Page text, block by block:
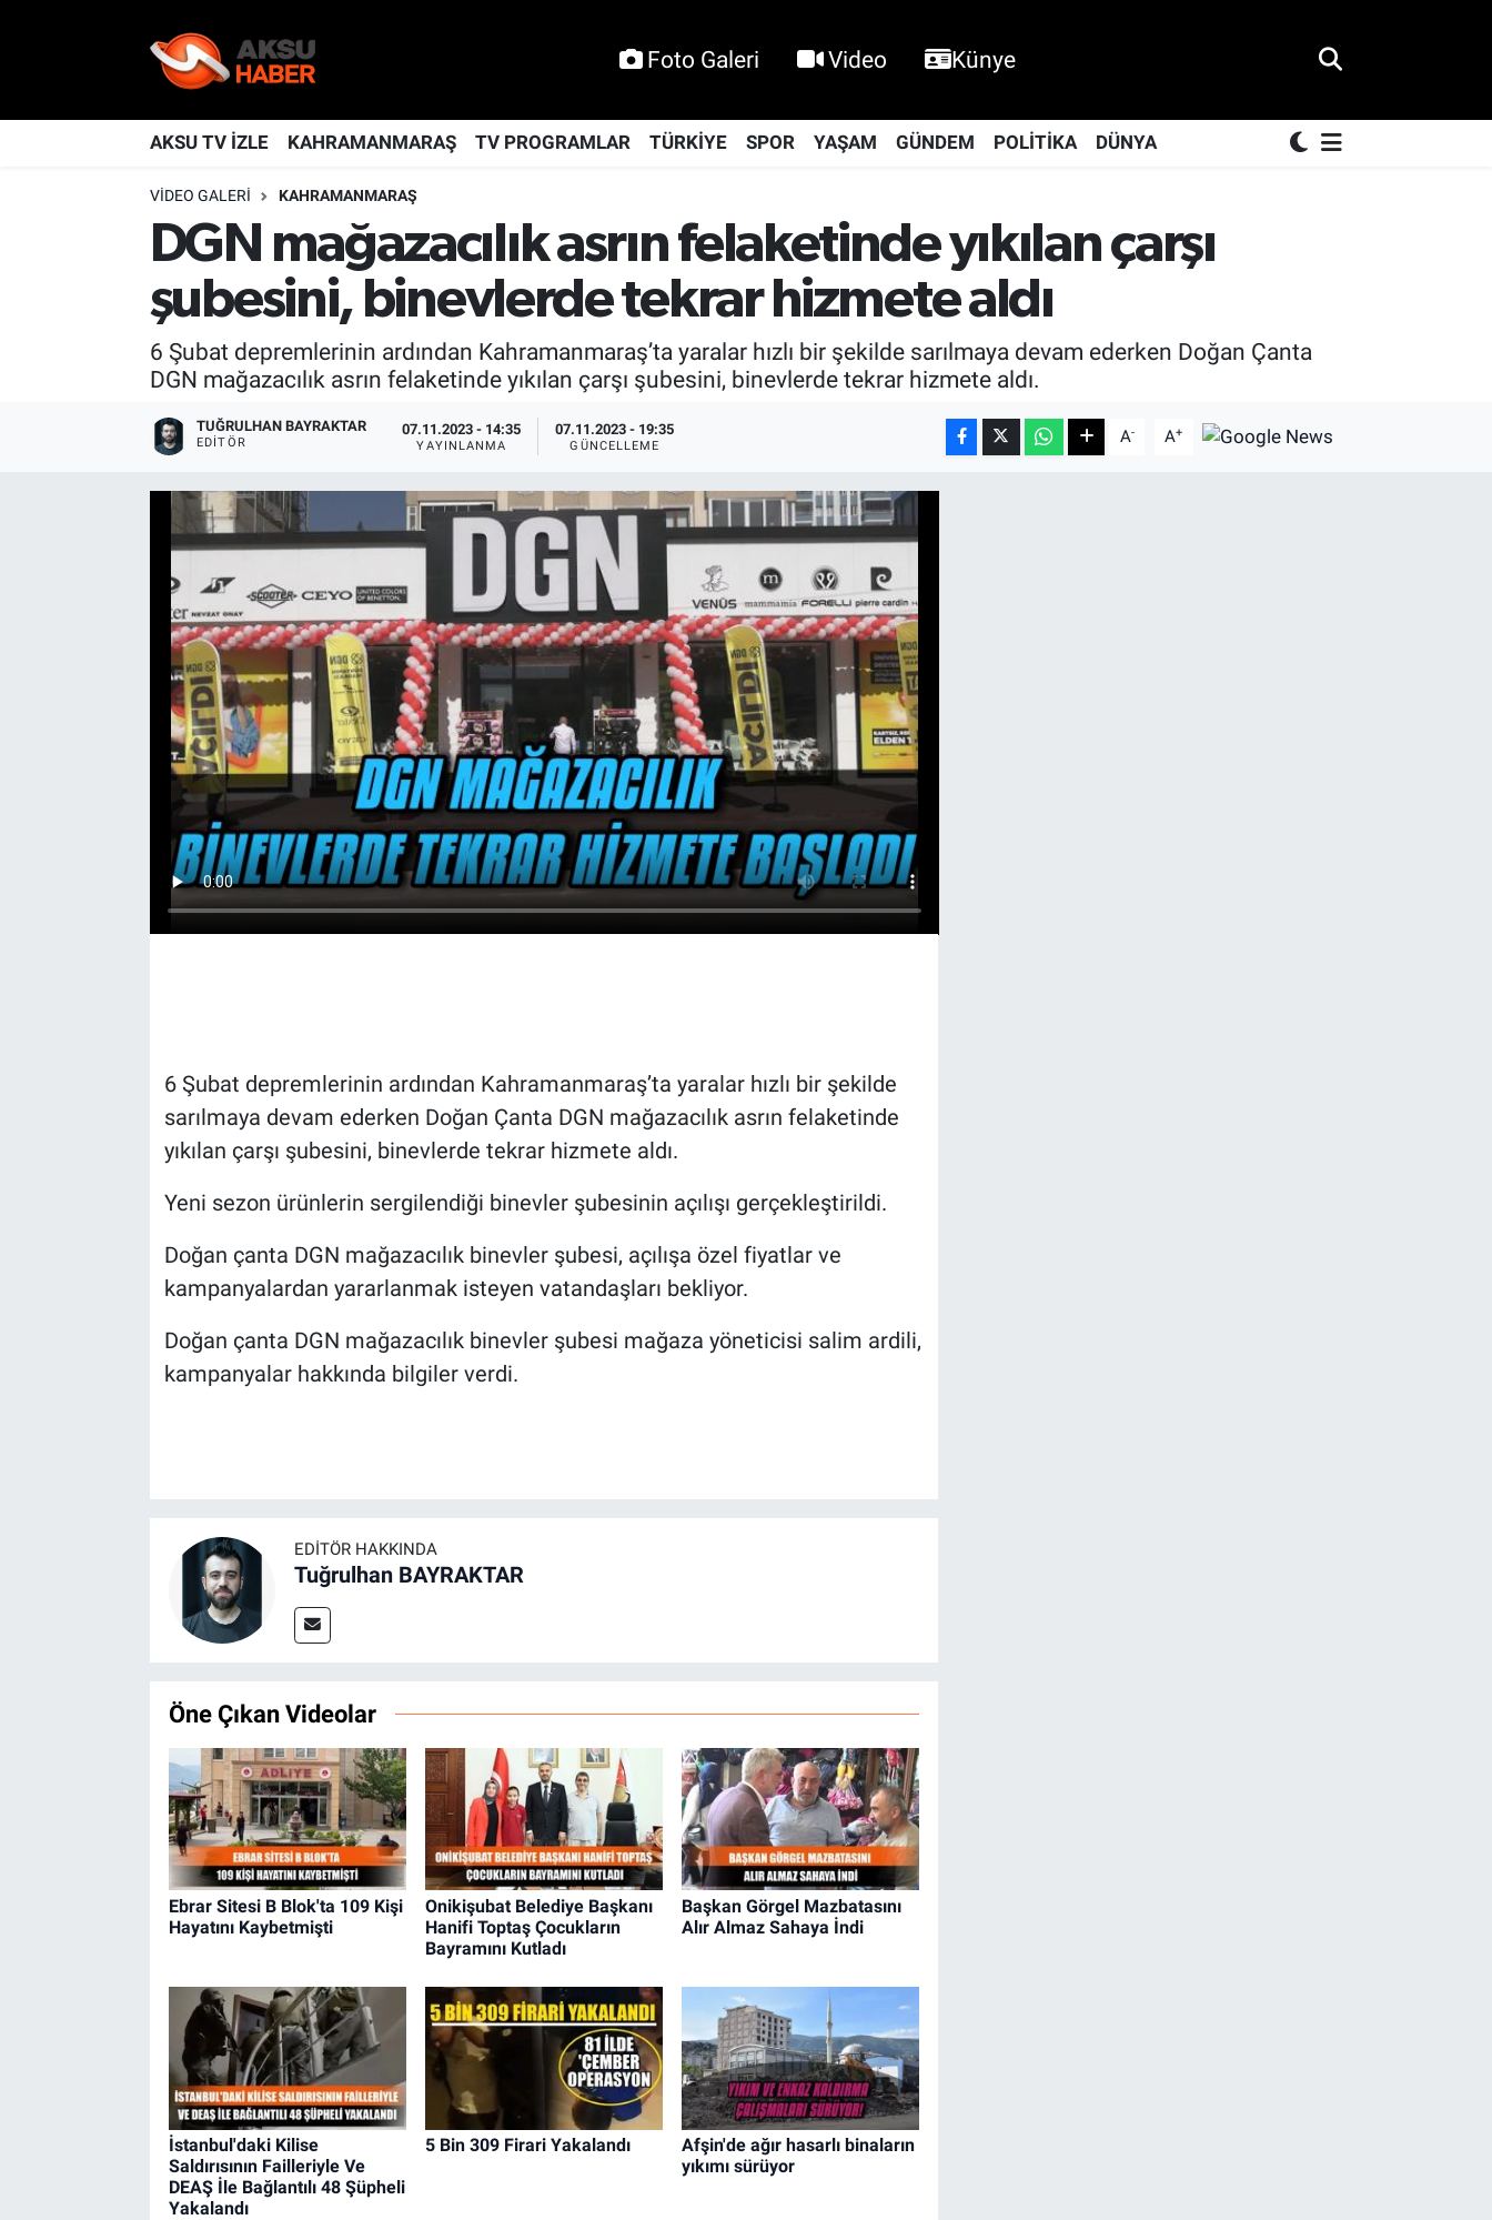
Foto Galeri Video Künye
AKSU TV İZLE KAHRAMANMARAŞ TV PROGRAMLAR TÜRKİYE SPOR YAŞAM GÜNDEM POLİTİKA DÜNYA
VIDEO GALERI KAHRAMANMARAŞ
DGN mağazacılık asrın felaketinde yıkılan çarşı
şubesini, binevlerde tekrar hizmete aldı
6 Şubat depremlerinin ardından Kahramanmaraş’ta yaralar hızlı bir şekilde sarılmaya devam ederken Doğan Çanta
DGN mağazacılık asrın felaketinde yıkılan çarşı şubesini, binevlerde tekrar hizmete aldı.
TUĞRULHAN BAYRAKTAR
EDITÖR
07.11.2023 - 14:35
YAYINLANMA
07.11.2023 - 19:35
GÜNCELLEME A- A+
6 Şubat depremlerinin ardından Kahramanmaraş’ta yaralar hızlı bir şekilde
sarılmaya devam ederken Doğan Çanta DGN mağazacılık asrın felaketinde
yıkılan çarşı şubesini, binevlerde tekrar hizmete aldı.
Yeni sezon ürünlerin sergilendiği binevler şubesinin açılışı gerçekleştirildi.
Doğan çanta DGN mağazacılık binevler şubesi, açılışa özel fiyatlar ve
kampanyalardan yararlanmak isteyen vatandaşları bekliyor.
Doğan çanta DGN mağazacılık binevler şubesi mağaza yöneticisi salim ardili,
kampanyalar hakkında bilgiler verdi.
EDITÖR HAKKINDA
Tuğrulhan BAYRAKTAR
Öne Çıkan Videolar
Ebrar Sitesi B Blok'ta 109 Kişi
Hayatını Kaybetmişti
Onikişubat Belediye Başkanı
Hanifi Toptaş Çocukların
Bayramını Kutladı
Başkan Görgel Mazbatasını
Alır Almaz Sahaya İndi
İstanbul'daki Kilise
Saldırısının Failleriyle Ve
DEAŞ İle Bağlantılı 48 Şüpheli
Yakalandı
5 Bin 309 Firari Yakalandı
Afşin'de ağır hasarlı binaların
yıkımı sürüyor
KAHRAMANMARAŞ
KÜLTÜR-SANAT
Nöbetçi Eczaneler
Hava Durumu
Kahramanmaraş Namaz Vakitleri
Trafik Durumu
TFF 2.Lig Kırmızı Grup Puan Durumu ve Fikstür
Tüm Manşetler
Son Dakika Haberleri